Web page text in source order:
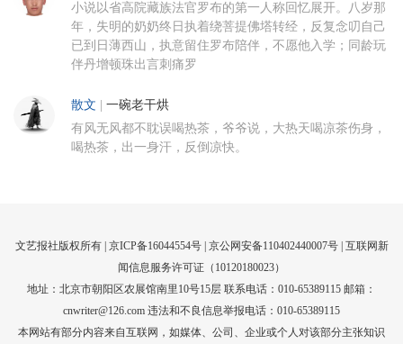
小说以省高院藏族法官罗布的第一人称回忆展开。八岁那
年，失明的奶奶终日执着绕菩提佛塔转经，反复念叨自己
已到日薄西山，执意留住罗布陪伴，不愿他入学；同龄玩
伴丹增顿珠出言刺痛罗
散文 一碗老干烘
有风无风都不耽误喝热茶，爷爷说，大热天喝凉茶伤身，
喝热茶，出一身汗，反倒凉快。
文艺报社版权所有 | 京ICP备16044554号| 京公网安备110402440007号 | 互联网新
闻信息服务许可证（10120180023）
地址：北京市朝阳区农展馆南里10号15层 联系电话：010-65389115 邮箱：
cnwriter@126.com 违法和不良信息举报电话：010-65389115
本网站有部分内容来自互联网，如媒体、公司、企业或个人对该部分主张知识